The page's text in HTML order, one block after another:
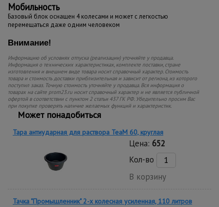
Мобильность
Базовый блок оснащен 4 колесами и может с легкостью
перемещаться даже одним человеком
Внимание!
Информацию об условиях отпуска (реализации) уточняйте у продавца.
Информация о технических характеристиках, комплекте поставки, стране
изготовления и внешнем виде товара носит справочный характер. Стоимость
товара и стоимость доставки приблизительная и зависит от региона, из которого
поступил заказ. Точную стоимость уточняйте у продавца. Вся информация о
товарах на сайте prom23.ru носит справочный характер и не является публичной
офертой в соответствии с пунктом 2 статьи 437 ГК РФ. Убедительно просим Вас
при покупке проверять наличие желаемых функций и характеристик.
Может понадобиться
Тара антиударная для раствора TeaM 60, круглая
Цена: 652
Кол-во
В корзину
Тачка "Промышленник" 2-х колесная усиленная, 110 литров